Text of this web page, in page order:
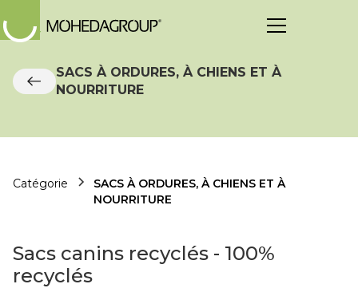
SACS À ORDURES, À CHIENS ET À
NOURRITURE
Catégorie
SACS À ORDURES, À CHIENS ET À
NOURRITURE
Sacs canins recyclés - 100%
recyclés